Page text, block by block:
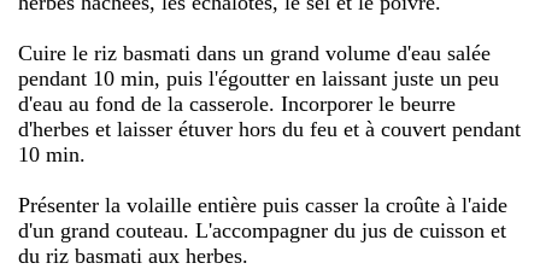
Cuire le riz basmati dans un grand volume d'eau salée
pendant 10 min, puis l'égoutter en laissant juste un peu
d'eau au fond de la casserole. Incorporer le beurre
d'herbes et laisser étuver hors du feu et à couvert pendant
10 min.
Présenter la volaille entière puis casser la croûte à l'aide
d'un grand couteau. L'accompagner du jus de cuisson et
du riz basmati aux herbes.